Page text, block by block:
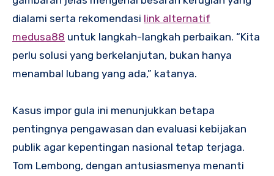
dialami serta rekomendasi link alternatif
medusa88 untuk langkah-langkah perbaikan. “Kita
perlu solusi yang berkelanjutan, bukan hanya
menambal lubang yang ada,” katanya.
Kasus impor gula ini menunjukkan betapa
pentingnya pengawasan dan evaluasi kebijakan
publik agar kepentingan nasional tetap terjaga.
Tom Lembong, dengan antusiasmenya menanti